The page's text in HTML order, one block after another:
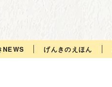
NEWS げんきのえほん